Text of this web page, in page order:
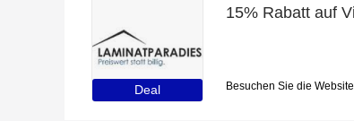
Deal Besuchen Sie die Website